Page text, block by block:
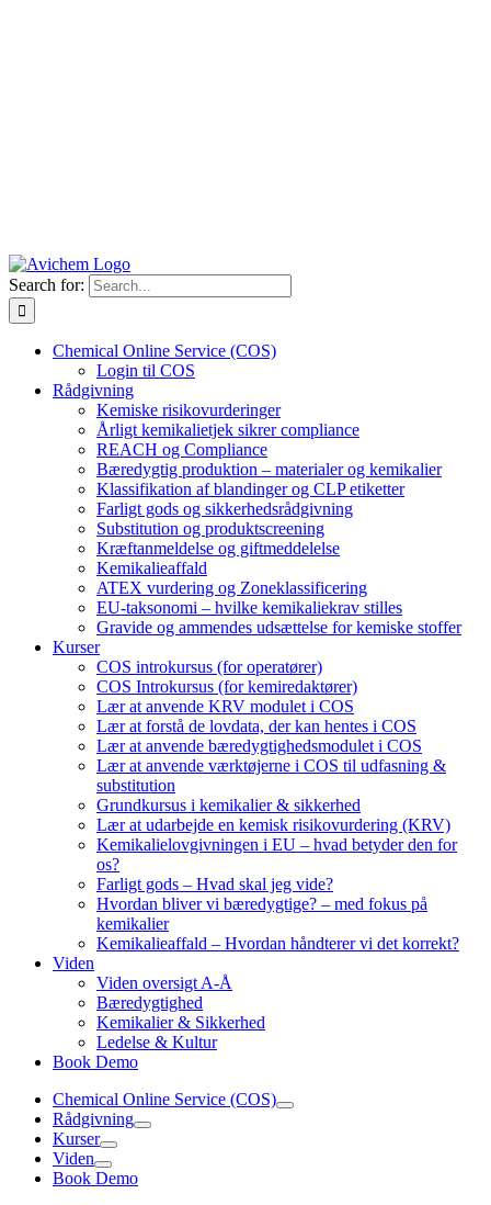
Search for:
Chemical Online Service (COS)
Login til COS
Rådgivning
Kemiske risikovurderinger
Årligt kemikalietjek sikrer compliance
REACH og Compliance
Bæredygtig produktion – materialer og kemikalier
Klassifikation af blandinger og CLP etiketter
Farligt gods og sikkerhedsrådgivning
Substitution og produktscreening
Kræftanmeldelse og giftmeddelelse
Kemikalieaffald
ATEX vurdering og Zoneklassificering
EU-taksonomi – hvilke kemikaliekrav stilles
Gravide og ammendes udsættelse for kemiske stoffer
Kurser
COS introkursus (for operatører)
COS Introkursus (for kemiredaktører)
Lær at anvende KRV modulet i COS
Lær at forstå de lovdata, der kan hentes i COS
Lær at anvende bæredygtighedsmodulet i COS
Lær at anvende værktøjerne i COS til udfasning &
substitution
Grundkursus i kemikalier & sikkerhed
Lær at udarbejde en kemisk risikovurdering (KRV)
Kemikalielovgivningen i EU – hvad betyder den for
os?
Farligt gods – Hvad skal jeg vide?
Hvordan bliver vi bæredygtige? – med fokus på
kemikalier
Kemikalieaffald – Hvordan håndterer vi det korrekt?
Viden
Viden oversigt A-Å
Bæredygtighed
Kemikalier & Sikkerhed
Ledelse & Kultur
Book Demo
Chemical Online Service (COS)
Rådgivning
Kurser
Viden
Book Demo